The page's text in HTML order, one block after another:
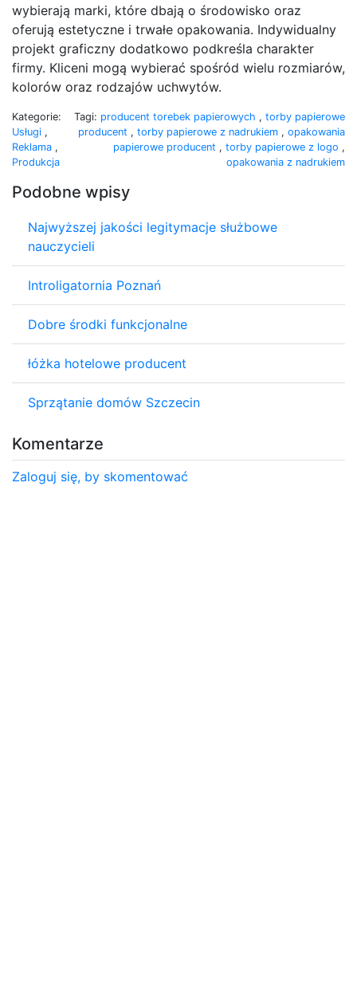
wybierają marki, które dbają o środowisko oraz
oferują estetyczne i trwałe opakowania. Indywidualny
projekt graficzny dodatkowo podkreśla charakter
firmy. Kliceni mogą wybierać spośród wielu rozmiarów,
kolorów oraz rodzajów uchwytów.
Kategorie:
Usługi ,
Reklama ,
Produkcja
Tagi: producent torebek papierowych , torby papierowe
producent , torby papierowe z nadrukiem , opakowania
papierowe producent , torby papierowe z logo ,
opakowania z nadrukiem
Podobne wpisy
Najwyższej jakości legitymacje służbowe
nauczycieli
Introligatornia Poznań
Dobre środki funkcjonalne
łóżka hotelowe producent
Sprzątanie domów Szczecin
Komentarze
Zaloguj się, by skomentować